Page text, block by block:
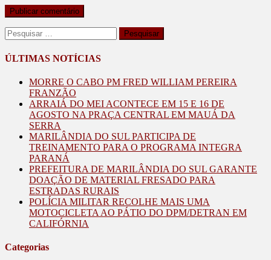
Pesquisar
por:
ÚLTIMAS NOTÍCIAS
MORRE O CABO PM FRED WILLIAM PEREIRA
FRANZÃO
ARRAIÁ DO MEI ACONTECE EM 15 E 16 DE
AGOSTO NA PRAÇA CENTRAL EM MAUÁ DA
SERRA
MARILÂNDIA DO SUL PARTICIPA DE
TREINAMENTO PARA O PROGRAMA INTEGRA
PARANÁ
PREFEITURA DE MARILÂNDIA DO SUL GARANTE
DOAÇÃO DE MATERIAL FRESADO PARA
ESTRADAS RURAIS
POLÍCIA MILITAR RECOLHE MAIS UMA
MOTOCICLETA AO PÁTIO DO DPM/DETRAN EM
CALIFÓRNIA
Categorias